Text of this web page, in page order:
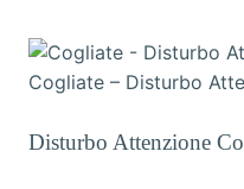
Cogliate – Disturbo
Disturbo Attenzione